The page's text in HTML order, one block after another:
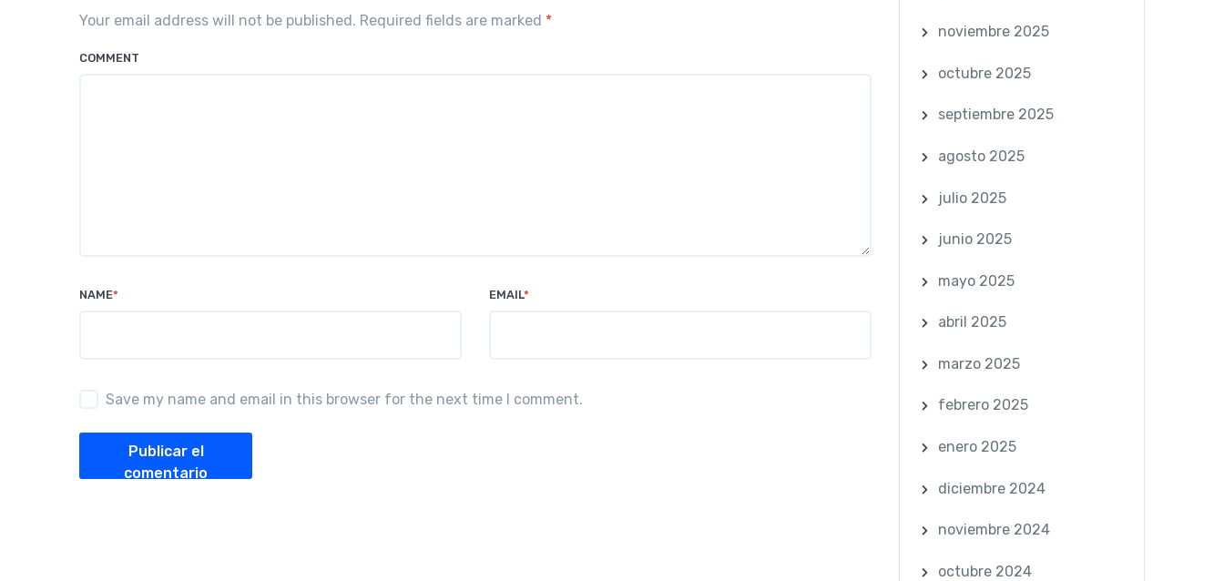
Your email address will not be published. Required fields are marked *
COMMENT
NAME* EMAIL*
Save my name and email in this browser for the next time I comment.
Publicar el
comentario
noviembre 2025
octubre 2025
septiembre 2025
agosto 2025
julio 2025
junio 2025
mayo 2025
abril 2025
marzo 2025
febrero 2025
enero 2025
diciembre 2024
noviembre 2024
octubre 2024